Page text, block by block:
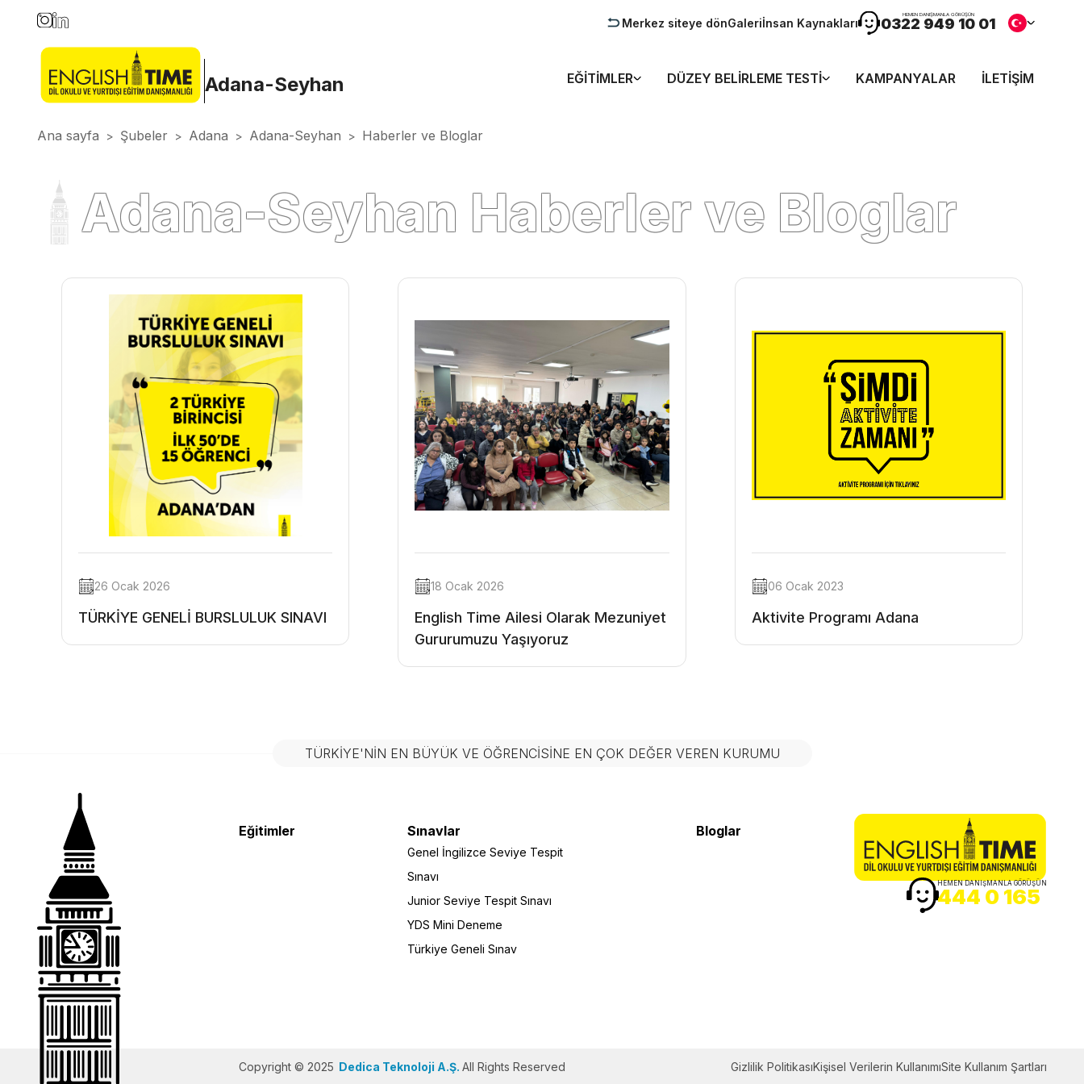
Merkez siteye dönGaleriİnsan Kaynakları
HEMEN DANIŞMANLA GÖRÜŞÜN
0322 949 10 01
Adana-Seyhan EĞITIMLER DÜZEY BELIRLEME TESTI KAMPANYALAR İLETIŞIM
Ana sayfa > Şubeler > Adana > Adana-Seyhan > Haberler ve Bloglar
Adana-Seyhan Haberler ve Bloglar
26 Ocak 2026
TÜRKİYE GENELİ BURSLULUK SINAVI
18 Ocak 2026
English Time Ailesi Olarak Mezuniyet
Gururumuzu Yaşıyoruz
06 Ocak 2023
Aktivite Programı Adana
TÜRKIYE'NIN EN BÜYÜK VE ÖĞRENCISINE EN ÇOK DEĞER VEREN KURUMU
Eğitimler Sınavlar
Genel İngilizce Seviye Tespit
Sınavı
Junior Seviye Tespit Sınavı
YDS Mini Deneme
Türkiye Geneli Sınav
Bloglar
HEMEN DANIŞMANLA GÖRÜŞÜN
444 0 165
Copyright © 2025 Dedica Teknoloji A.Ş. All Rights Reserved Gizlilik PolitikasıKişisel Verilerin KullanımıSite Kullanım Şartları